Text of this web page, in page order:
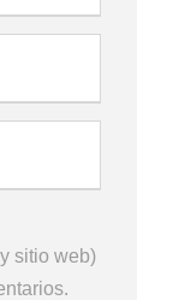
sitio web)